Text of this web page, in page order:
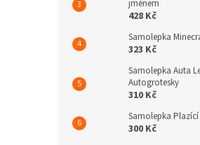
jménem
428 Kč
Samolepka
323 Kč
Samolepka Auta
Autogrotesky
310 Kč
Samolepka Plazící
300 Kč